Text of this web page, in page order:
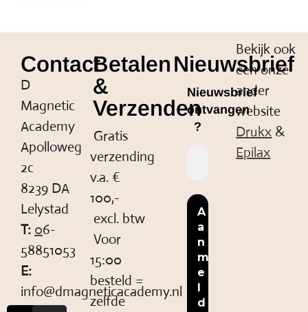
Contact
D
Magnetic
Academy
Apolloweg
2c
8239 DA
Lelystad
T: 06-
58851053
E:
info@dmagneticacademy.nl
Betalen
&
Verzenden
Gratis
verzending
v.a. €
100,-
excl. btw
Voor
15:00
besteld =
zelfde
Nieuwsbrief
Nieuwsbrief
ontvangen
?
Bekijk ook
een onze
ander
website
Drukx &
Epilax